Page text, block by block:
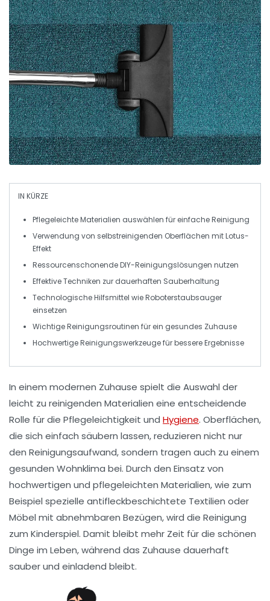
IN KÜRZE
Pflegeleichte Materialien auswählen für einfache Reinigung
Verwendung von selbstreinigenden Oberflächen mit Lotus-
Effekt
RessourcenschonendeDIY-Reinigungslösungen nutzen
Effektive Techniken zur dauerhaften Sauberhaltung
Technologische Hilfsmittel wieRoboterstaubsauger
einsetzen
WichtigeReinigungsroutinen für ein gesundes Zuhause
HochwertigeReinigungswerkzeugefür bessere Ergebnisse
In einem modernen Zuhause spielt die Auswahl der
leicht zu reinigenden Materialien eine entscheidende
Rolle für die Pflegeleichtigkeit und Hygiene. Oberflächen,
die sich einfach säubern lassen, reduzieren nicht nur
den Reinigungsaufwand, sondern tragen auch zu einem
gesunden Wohnklima bei. Durch den Einsatz von
hochwertigen und pflegeleichten Materialien, wie zum
Beispiel spezielle antifleckbeschichtete Textilien oder
Möbel mit abnehmbaren Bezügen, wird die Reinigung
zum Kinderspiel. Damit bleibt mehr Zeit für die schönen
Dinge im Leben, während das Zuhause dauerhaft
sauber und einladend bleibt.